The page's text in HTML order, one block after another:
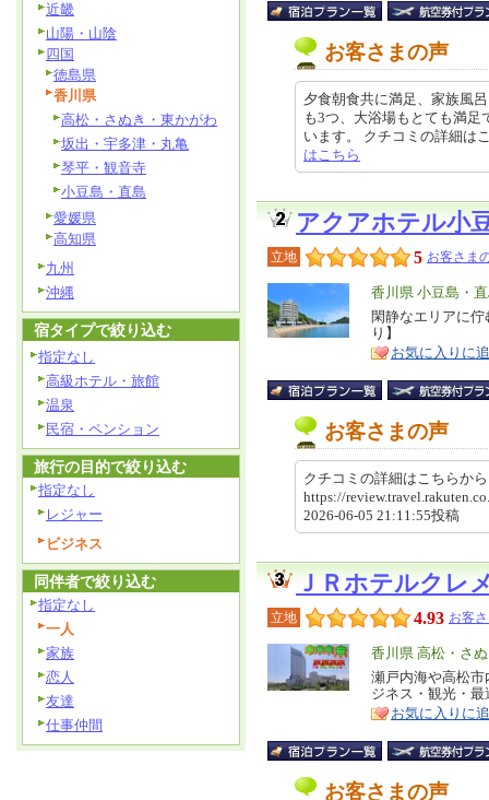
お客さまの声
夕食朝食共に満足、家族風
も3つ、大浴場もとても満
います。 クチコミの詳細
はこちら
アクアホテル小
立地 5 お客さま
エ
リ
ア
香川県 小豆島・
特
徴
閑静なエリアに
り】
お気に入りに
お客さまの声
クチコミの詳細はこちら
https://
2026-06-05 21:11:55投稿
ＪＲホテルクレ
立地 4.93 お客
エ
リ
ア
香川県 高松・さ
特
徴
瀬戸内海や高松
ジネス・観光・最
お気に入りに
お客さまの声
近畿
山陽・山陰
四国
徳島県
香川県
高松・さぬき・東かがわ
坂出・宇多津・丸亀
琴平・観音寺
小豆島・直島
愛媛県
高知県
九州
沖縄
宿タイプで絞り込む
指定なし
高級ホテル・旅館
温泉
民宿・ペンション
旅行の目的で絞り込む
指定なし
レジャー
ビジネス
同伴者で絞り込む
指定なし
一人
家族
恋人
友達
仕事仲間